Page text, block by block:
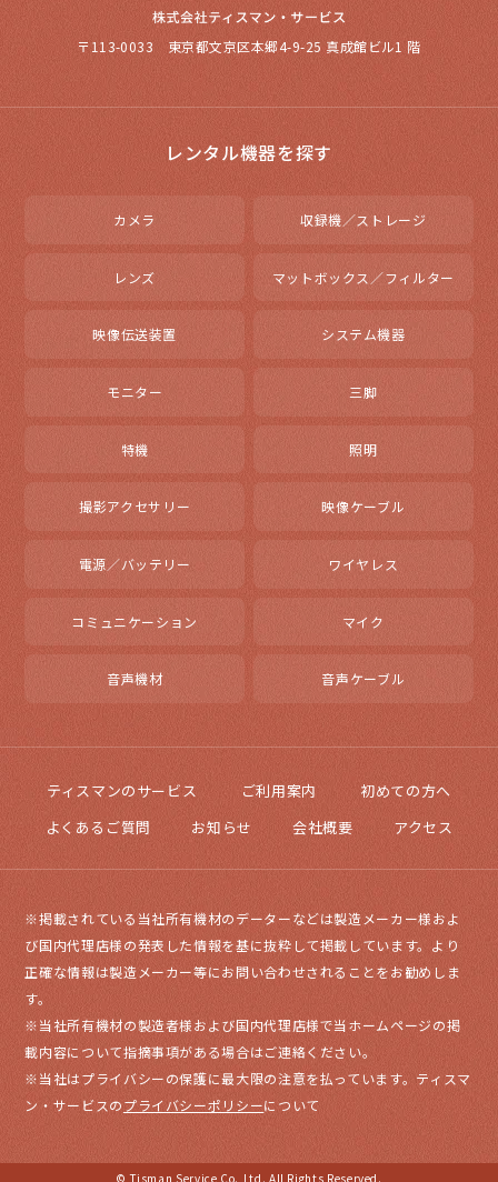
〒113-0033 東京都文京区本郷4-9-25 真成館ビル1 階
レンタル機器を探す
カメラ 収録機／ストレージ
レンズ マットボックス／フィルター
映像伝送装置 システム機器
モニター 三脚
特機 照明
撮影アクセサリー 映像ケーブル
電源／バッテリー ワイヤレス
コミュニケーション マイク
音声機材 音声ケーブル
ティスマンのサービス ご利用案内
初めての方へ
よくあるご質問
お知らせ 会社概要 アクセス
※掲載されている当社所有機材のデーターなどは製造メーカー様およ
び国内代理店様の発表した情報を基に抜粋して掲載しています。より
正確な情報は製造メーカー等にお問い合わせされることをお勧めしま
す。
※当社所有機材の製造者様および国内代理店様で当ホームページの掲
載内容について指摘事項がある場合はご連絡ください。
※当社はプライバシーの保護に最大限の注意を払っています。ティスマ
ン・サービスのプライバシーポリシーについて
© Tisman Service Co.,Ltd. All Rights Reserved.